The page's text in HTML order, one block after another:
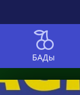
БАДы